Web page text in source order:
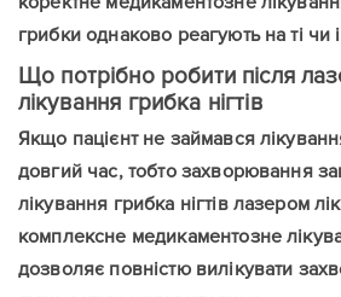
грибки однаково реагують на ті чи
Що потрібно робити після
лікування грибка нігтів
Якщо пацієнт не займався
довгий час, тобто захворювання
лікування грибка нігтів лазером
комплексне медикаментозне
дозволяє повністю вилікувати